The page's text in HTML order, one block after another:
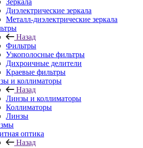
Зеркала
Диэлектрические зеркала
Металл-диэлектрические зеркала
Назад
Фильтры
Узкополосные фильтры
Дихроичные делители
Краевые фильтры
и коллиматоры
Назад
Линзы и коллиматоры
Коллиматоры
Линзы
оптика
Назад